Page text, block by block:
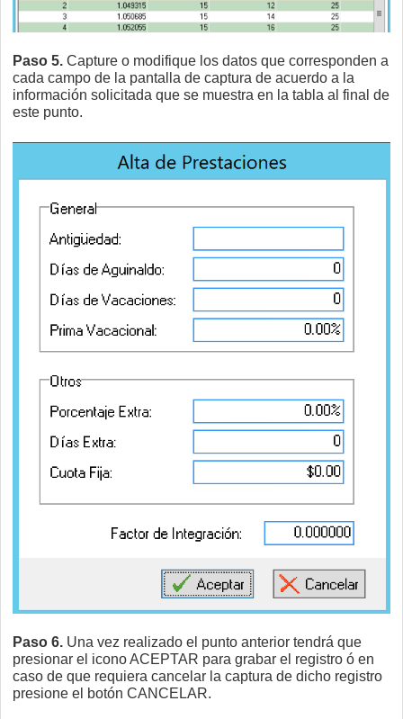
Paso 5. Capture o modifique los datos que corresponden a
cada campo de la pantalla de captura de acuerdo a la
información solicitada que se muestra en la tabla al final de
este punto.
Paso 6. Una vez realizado el punto anterior tendrá que
presionar el icono ACEPTAR para grabar el registro ó en
caso de que requiera cancelar la captura de dicho registro
presione el botón CANCELAR.